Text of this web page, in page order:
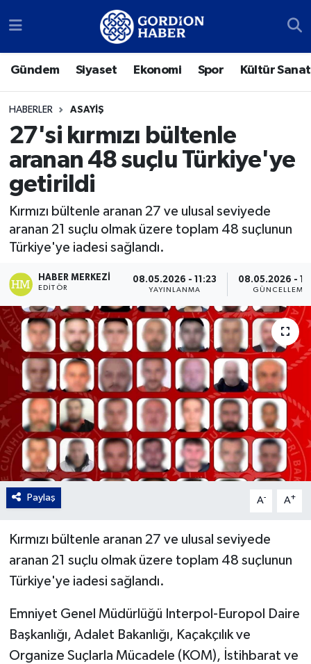
Gündem Siyaset Ekonomi Spor Kültür Sanat
HABERLER ASAYIŞ
27'si kırmızı bültenle
aranan 48 suçlu Türkiye'ye
getirildi
Kırmızı bültenle aranan 27 ve ulusal seviyede
aranan 21 suçlu olmak üzere toplam 48 suçlunun
Türkiye'ye iadesi sağlandı.
HABER MERKEZI
EDITÖR
08.05.2026 - 11:23
YAYINLANMA
08.05.2026 -
GÜNCELLEME
Paylaş A- A+
Kırmızı bültenle aranan 27 ve ulusal seviyede
aranan 21 suçlu olmak üzere toplam 48 suçlunun
Türkiye'ye iadesi sağlandı.
Emniyet Genel Müdürlüğü Interpol-Europol Daire
Başkanlığı, Adalet Bakanlığı, Kaçakçılık ve
Organize Suçlarla Mücadele (KOM), İstihbarat ve
Sosyal Medya Hesaplarımız
Siyaset
Ekonomi
Spor
Kültür Sanat
Gordion
Ankara Nöbetçi Eczaneler
Ankara Trafik Yoğunluk Haritası
Süper Lig Puan Durumu ve Fikstür
Tüm Manşetler
Son Dakika Haberleri